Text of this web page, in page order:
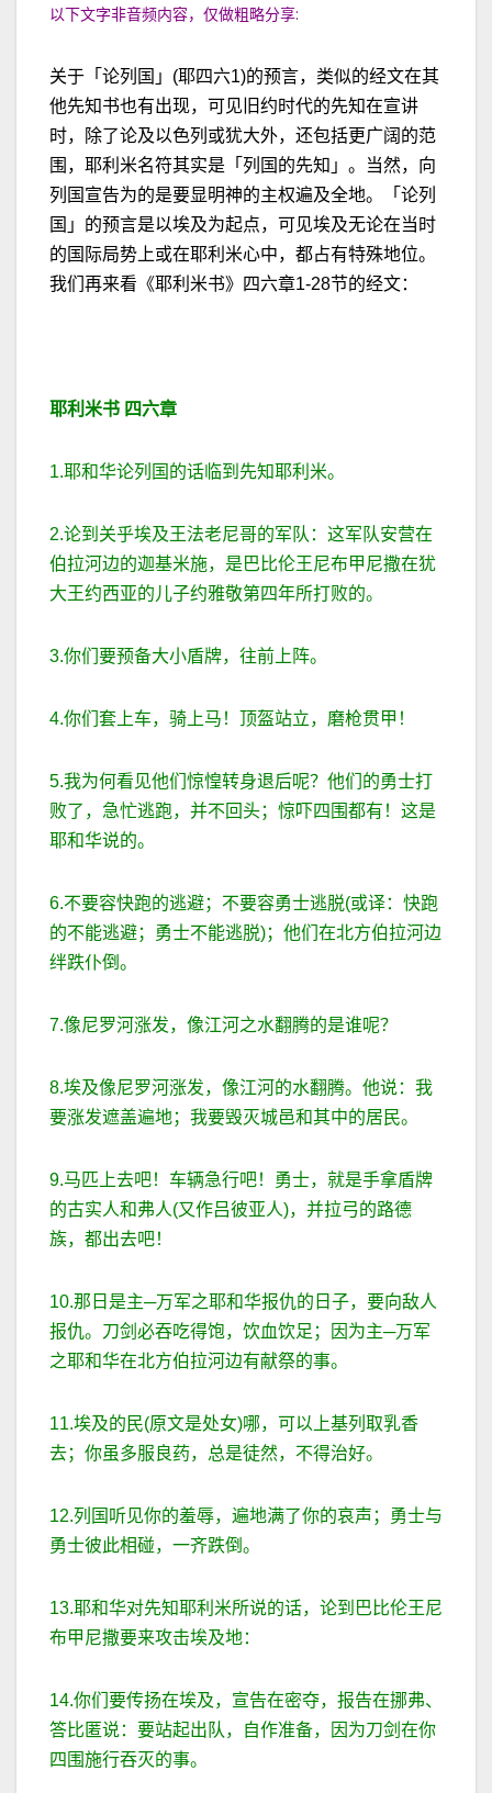
以下文字非音频内容，仅做粗略分享:
关于「论列国」(耶四六1)的预言，类似的经文在其
他先知书也有出现，可见旧约时代的先知在宣讲
时，除了论及以色列或犹大外，还包括更广阔的范
围，耶利米名符其实是「列国的先知」。当然，向
列国宣告为的是要显明神的主权遍及全地。「论列
国」的预言是以埃及为起点，可见埃及无论在当时
的国际局势上或在耶利米心中，都占有特殊地位。
我们再来看《耶利米书》四六章1-28节的经文：
耶利米书 四六章
1.耶和华论列国的话临到先知耶利米。
2.论到关乎埃及王法老尼哥的军队：这军队安营在
伯拉河边的迦基米施，是巴比伦王尼布甲尼撒在犹
大王约西亚的儿子约雅敬第四年所打败的。
3.你们要预备大小盾牌，往前上阵。
4.你们套上车，骑上马！顶盔站立，磨枪贯甲！
5.我为何看见他们惊惶转身退后呢？他们的勇士打
败了，急忙逃跑，并不回头；惊吓四围都有！这是
耶和华说的。
6.不要容快跑的逃避；不要容勇士逃脱(或译：快跑
的不能逃避；勇士不能逃脱)；他们在北方伯拉河边
绊跌仆倒。
7.像尼罗河涨发，像江河之水翻腾的是谁呢？
8.埃及像尼罗河涨发，像江河的水翻腾。他说：我
要涨发遮盖遍地；我要毁灭城邑和其中的居民。
9.马匹上去吧！车辆急行吧！勇士，就是手拿盾牌
的古实人和弗人(又作吕彼亚人)，并拉弓的路德
族，都出去吧！
10.那日是主─万军之耶和华报仇的日子，要向敌人
报仇。刀剑必吞吃得饱，饮血饮足；因为主─万军
之耶和华在北方伯拉河边有献祭的事。
11.埃及的民(原文是处女)哪，可以上基列取乳香
去；你虽多服良药，总是徒然，不得治好。
12.列国听见你的羞辱，遍地满了你的哀声；勇士与
勇士彼此相碰，一齐跌倒。
13.耶和华对先知耶利米所说的话，论到巴比伦王尼
布甲尼撒要来攻击埃及地：
14.你们要传扬在埃及，宣告在密夺，报告在挪弗、
答比匿说：要站起出队，自作准备，因为刀剑在你
四围施行吞灭的事。